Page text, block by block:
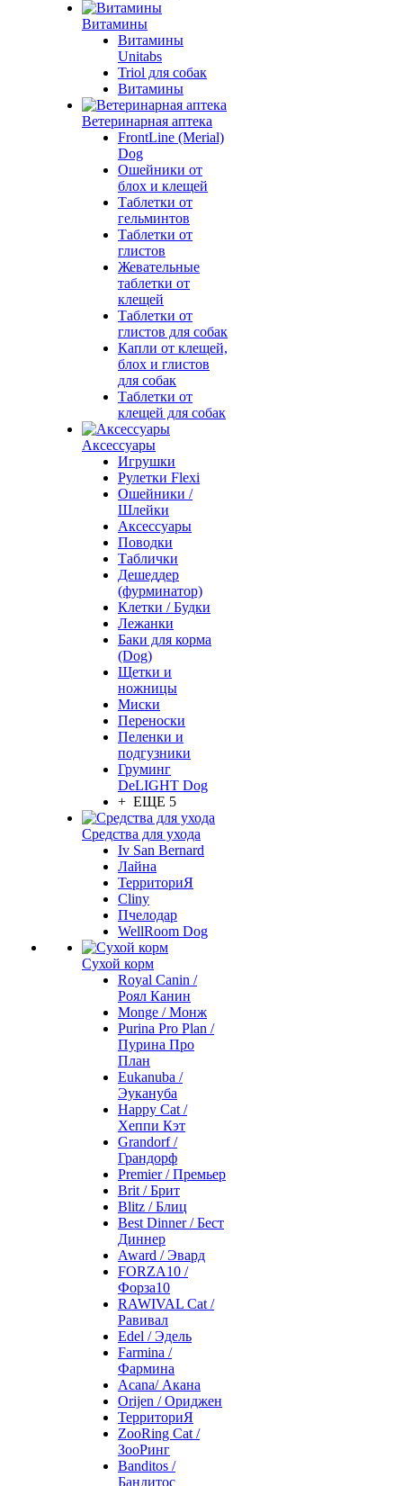
Витамины
Витамины
Unitabs
Triol для собак
Витамины
Ветеринарная аптека
FrontLine (Merial)
Dog
Ошейники от
блох и клещей
Таблетки от
гельминтов
Таблетки от
глистов
Жевательные
таблетки от
клещей
Таблетки от
глистов для собак
Капли от клещей,
блох и глистов
для собак
Таблетки от
клещей для собак
Аксессуары
Игрушки
Рулетки Flexi
Ошейники /
Шлейки
Аксессуары
Поводки
Таблички
Дешеддер
(фурминатор)
Клетки / Будки
Лежанки
Баки для корма
(Dog)
Щетки и
ножницы
Миски
Переноски
Пеленки и
подгузники
Груминг
DeLIGHT Dog
+ ЕЩЕ 5
Средства для ухода
Iv San Bernard
Лайна
ТерриториЯ
Cliny
Пчелодар
WellRoom Dog
Сухой корм
Royal Canin /
Роял Канин
Monge / Монж
Purina Pro Plan /
Пурина Про
План
Eukanuba /
Эукануба
Happy Cat /
Хеппи Кэт
Grandorf /
Грандорф
Premier / Премьер
Brit / Брит
Blitz / Блиц
Best Dinner / Бест
Диннер
Award / Эвард
FORZA10 /
Форза10
RAWIVAL Cat /
Равивал
Edel / Эдель
Farmina /
Фармина
Acana/ Акана
Orijen / Ориджен
ТерриториЯ
ZooRing Cat /
ЗооРинг
Banditos /
Бандитос